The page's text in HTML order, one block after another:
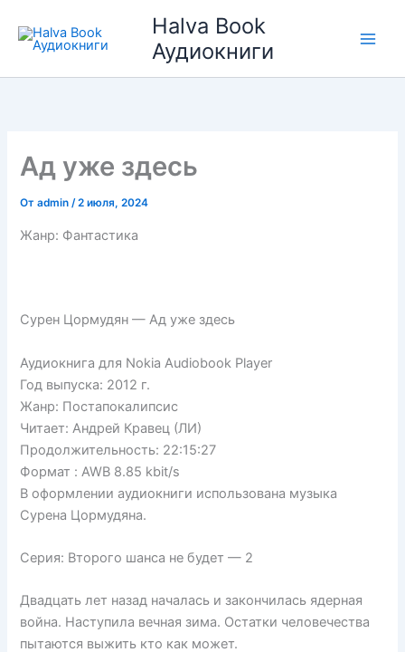
содержимому
Halva Book
Аудиокниги
Ад уже здесь
Отadmin/2 июля, 2024
Жанр: Фантастика
Сурен Цормудян — Ад уже здесь
Аудиокнига для Nokia Audiobook Player
Год выпуска: 2012 г.
Жанр: Постапокалипсис
Читает: Андрей Кравец (ЛИ)
Продолжительность: 22:15:27
Формат : AWB 8.85 kbit/s
В оформлении аудиокниги использована музыка
Сурена Цормудяна.
Серия: Второго шанса не будет — 2
Двадцать лет назад началась и закончилась ядерная
война. Наступила вечная зима. Остатки человечества
пытаются выжить кто как может.